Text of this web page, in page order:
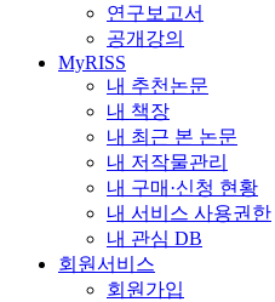
연구보고서
공개강의
MyRISS
내 추천논문
내 책장
내 최근 본 논문
내 저작물관리
내 구매·신청 현황
내 서비스 사용권한
내 관심 DB
회원서비스
회원가입